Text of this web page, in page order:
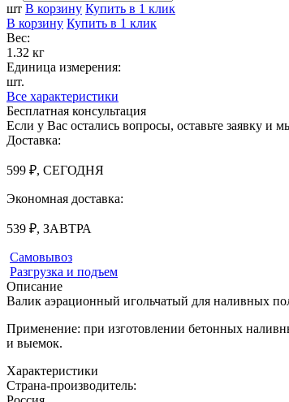
шт В корзину Купить в 1 клик
В корзину Купить в 1 клик
Вес:
1.32 кг
Единица измерения:
шт.
Все характеристики
Бесплатная консультация
Если у Вас остались вопросы, оставьте заявку и
Доставка:
599 ₽, СЕГОДНЯ
Экономная доставка:
539 ₽, ЗАВТРА
Самовывоз
Разгрузка и подъем
Описание
Валик аэрационный игольчатый для наливных
Применение: при изготовлении бетонных
и выемок.
Характеристики
Страна-производитель: